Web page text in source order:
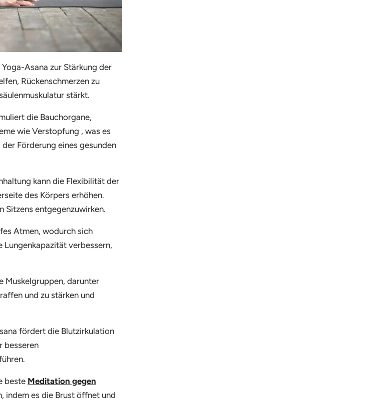
Asana zur Stärkung der
Rückenschmerzen zu
stärkt.
die Bauchorgane,
wie Verstopfung , was es
der Förderung eines gesunden
kann die Flexibilität der
des Körpers erhöhen.
Sitzens entgegenzuwirken.
Atmen, wodurch sich
Lungenkapazität verbessern,
Muskelgruppen, darunter
und zu stärken und
fördert die Blutzirkulation
besseren
beste Meditation gegen
indem es die Brust öffnet und